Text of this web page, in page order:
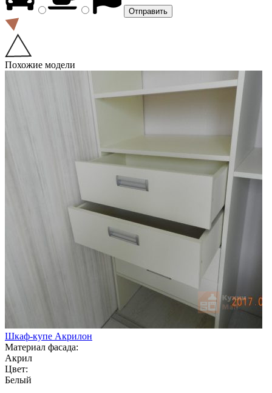
Похожие модели
Шкаф-купе Акрилон
Материал фасада:
Акрил
Цвет:
Белый